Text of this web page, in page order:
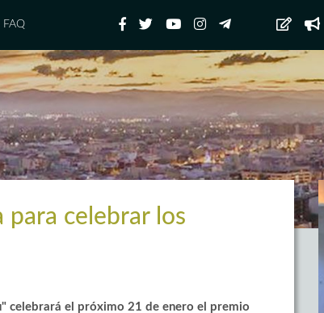
FAQ
para celebrar los
celebrará el próximo 21 de enero el premio